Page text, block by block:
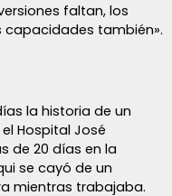
faltan, los
capacidades también».
la historia de un
Hospital José
de 20 días en la
se cayó de un
mientras trabajaba.